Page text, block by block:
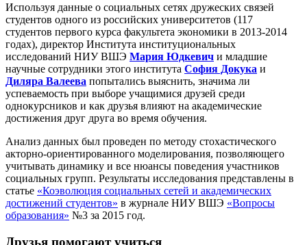
Используя данные о социальных сетях дружеских связей
студентов одного из российских университетов (117
студентов первого курса факультета экономики в 2013-2014
годах), директор Института институциональных
исследований НИУ ВШЭ Мария Юдкевич и младшие
научные сотрудники этого института София Докука и
Диляра Валеева попытались выяснить, значима ли
успеваемость при выборе учащимися друзей среди
однокурсников и как друзья влияют на академические
достижения друг друга во время обучения.
Анализ данных был проведен по методу стохастического
акторно-ориентированного моделирования, позволяющего
учитывать динамику и все нюансы поведения участников
социальных групп. Результаты исследования представлены в
статье «Коэволюция социальных сетей и академических
достижений студентов» в журнале НИУ ВШЭ «Вопросы
образования» №3 за 2015 год.
Друзья помогают учиться